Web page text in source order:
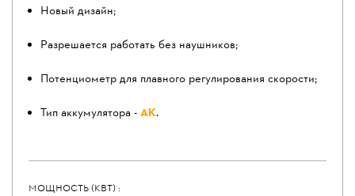
Новый дизайн;
Разрешается работать без наушников;
Потенциометр для плавного регулирования скорости;
Тип аккумулятора -АК.
МОЩНОСТЬ (КВТ) :